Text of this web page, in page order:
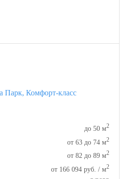
Парк, Комфорт-класс
до 50 м2
от 63 до 74 м2
от 82 до 89 м2
от 166 094 руб. / м2